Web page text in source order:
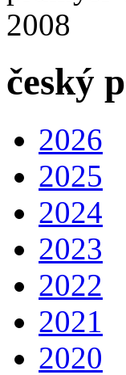
český
2026
2025
2024
2023
2022
2021
2020